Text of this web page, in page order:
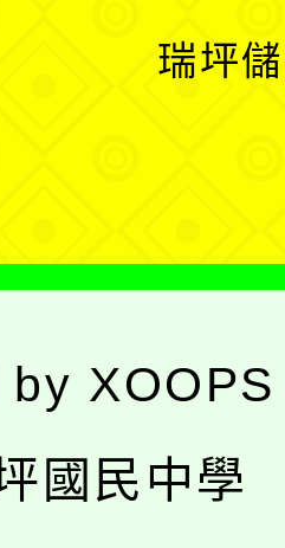
瑞坪
by XOOPS
國民中學